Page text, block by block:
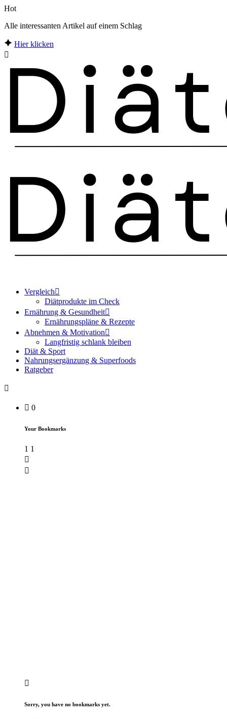
Hot
Alle interessanten Artikel auf einem Schlag
Hier klicken
Vergleich
Diätprodukte im Check
Ernährung & Gesundheit
Ernährungspläne & Rezepte
Abnehmen & Motivation
Langfristig schlank bleiben
Diät & Sport
Nahrungsergänzung & Superfoods
Ratgeber
0
Your Bookmarks
1 1
Sorry, you have no bookmarks yet.